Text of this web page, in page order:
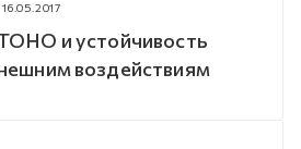
16.05.2017
и устойчивость
воздействиям